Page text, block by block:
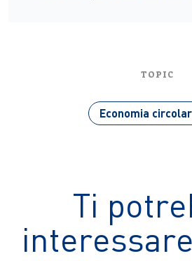
TOPIC
Economia
Ti